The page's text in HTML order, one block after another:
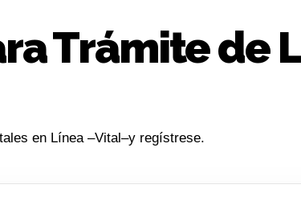
Trámite de
en Línea –Vital–y regístrese.